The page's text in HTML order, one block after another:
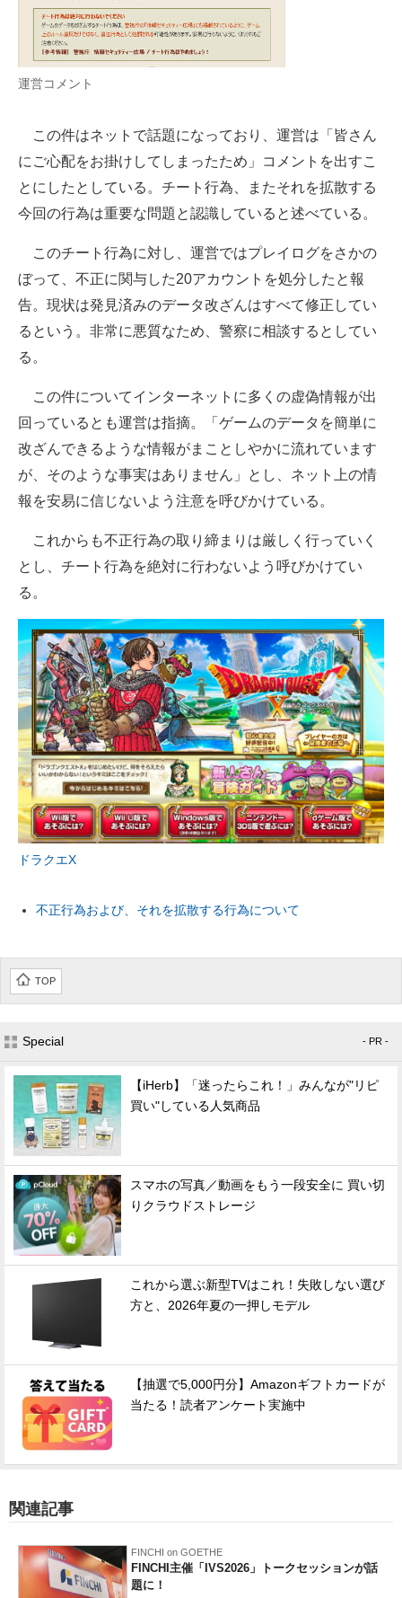
企業向けIT製品の総合サイト
IT製品の技術・比較・事例
製造業のIT導入・活用を支援
モノづくり技術者専門サイト
エレクトロニクス専門サイト
電子設計の基本と応用
建設×テクノロジーの最前線
運営コメント
この件はネットで話題になっており、運営は「皆さん
にご心配をお掛けしてしまったため」コメントを出すこ
とにしたとしている。チート行為、またそれを拡散する
今回の行為は重要な問題と認識していると述べている。
このチート行為に対し、運営ではプレイログをさかの
ぼって、不正に関与した20アカウントを処分したと報
告。現状は発見済みのデータ改ざんはすべて修正してい
るという。非常に悪質なため、警察に相談するとしてい
る。
この件についてインターネットに多くの虚偽情報が出
回っているとも運営は指摘。「ゲームのデータを簡単に
改ざんできるような情報がまことしやかに流れています
が、そのような事実はありません」とし、ネット上の情
報を安易に信じないよう注意を呼びかけている。
これからも不正行為の取り締まりは厳しく行っていく
とし、チート行為を絶対に行わないよう呼びかけてい
る。
ドラクエX
不正行為および、それを拡散する行為について
TOP
Special - PR -
【iHerb】「迷ったらこれ！」みんなが"リピ
買い"している人気商品
スマホの写真／動画をもう一段安全に 買い切
りクラウドストレージ
これから選ぶ新型TVはこれ！失敗しない選び
方と、2026年夏の一押しモデル
【抽選で5,000円分】Amazonギフトカードが
当たる！読者アンケート実施中
関連記事
FINCHI on GOETHE
FINCHI主催「IVS2026」トークセッションが話
題に！